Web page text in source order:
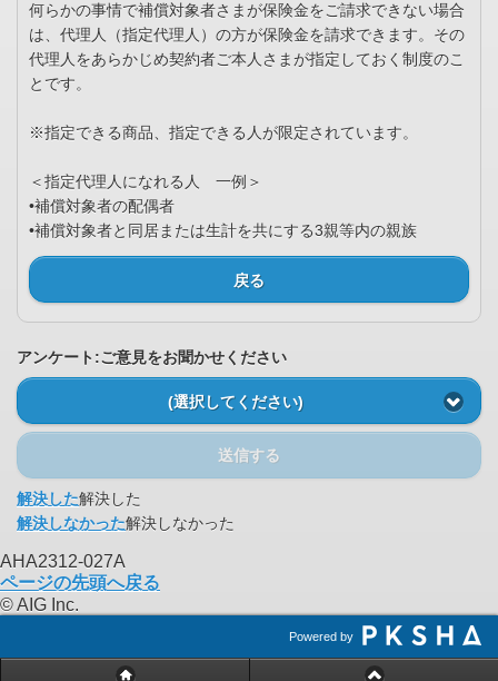
何らかの事情で補償対象者さまが保険金をご請求できない場合
は、代理人（指定代理人）の方が保険金を請求できます。その
代理人をあらかじめ契約者ご本人さまが指定しておく制度のこ
とです。
※指定できる商品、指定できる人が限定されています。
＜指定代理人になれる人 一例＞
•補償対象者の配偶者
•補償対象者と同居または生計を共にする3親等内の親族
戻る
アンケート:ご意見をお聞かせください
(選択してください)
送信する
解決した解決した
解決しなかった解決しなかった
AHA2312-027A
ページの先頭へ戻る
© AIG Inc.
Powered by